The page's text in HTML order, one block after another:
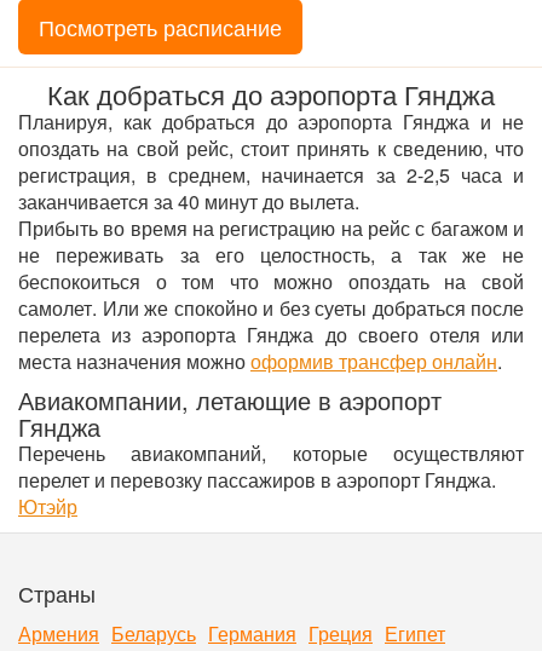
Посмотреть расписание
Как добраться до аэропорта Гянджа
Планируя, как добраться до аэропорта Гянджа и не
опоздать на свой рейс, стоит принять к сведению, что
регистрация, в среднем, начинается за 2-2,5 часа и
заканчивается за 40 минут до вылета.
Прибыть во время на регистрацию на рейс с багажом и
не переживать за его целостность, а так же не
беспокоиться о том что можно опоздать на свой
самолет. Или же спокойно и без суеты добраться после
перелета из аэропорта Гянджа до своего отеля или
места назначения можнооформив трансфер онлайн.
Авиакомпании, летающие в аэропорт
Гянджа
Перечень авиакомпаний, которые осуществляют
перелет и перевозку пассажиров в аэропорт Гянджа.
Ютэйр
Страны
Армения Беларусь Германия Греция Египет